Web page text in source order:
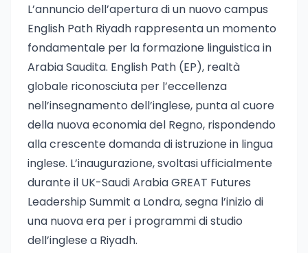
L’annuncio dell’apertura di un nuovo campus
English Path Riyadh rappresenta un momento
fondamentale per la formazione linguistica in
Arabia Saudita. English Path (EP), realtà
globale riconosciuta per l’eccellenza
nell’insegnamento dell’inglese, punta al cuore
della nuova economia del Regno, rispondendo
alla crescente domanda di istruzione in lingua
inglese. L’inaugurazione, svoltasi ufficialmente
durante il UK-Saudi Arabia GREAT Futures
Leadership Summit a Londra, segna l’inizio di
una nuova era per i programmi di studio
dell’inglese a Riyadh.